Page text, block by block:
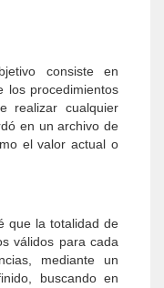
consiste en
los procedimientos
realizar cualquier
en un archivo de
el valor actual o
que la totalidad de
válidos para cada
mediante un
buscando en